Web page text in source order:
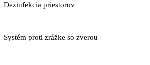
Dezinfekcia priestorov
Systém proti zrážke so zverou